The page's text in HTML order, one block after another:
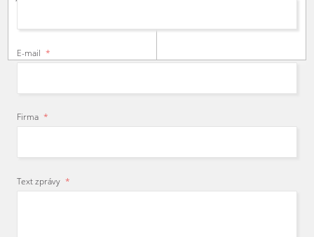
E-mail *
Firma *
Text zprávy *